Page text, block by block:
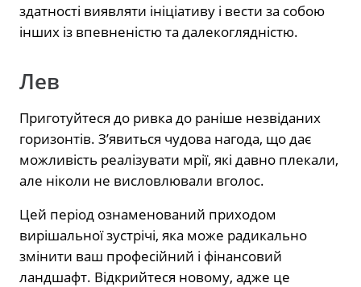
здатності виявляти ініціативу і вести за собою
інших із впевненістю та далекоглядністю.
Лев
Приготуйтеся до ривка до раніше незвіданих
горизонтів. З’явиться чудова нагода, що дає
можливість реалізувати мрії, які давно плекали,
але ніколи не висловлювали вголос.
Цей період ознаменований приходом
вирішальної зустрічі, яка може радикально
змінити ваш професійний і фінансовий
ландшафт. Відкрийтеся новому, адже це